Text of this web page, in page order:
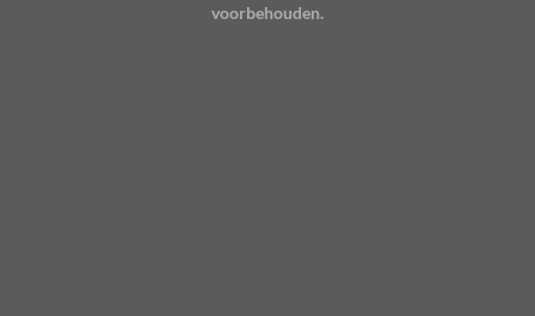
voorbehouden.